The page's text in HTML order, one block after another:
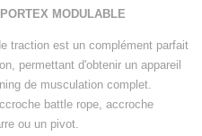
MODULABLE
traction est un complément parfait
permettant d'obtenir un appareil
de musculation complet.
battle rope, accroche
ou un pivot.